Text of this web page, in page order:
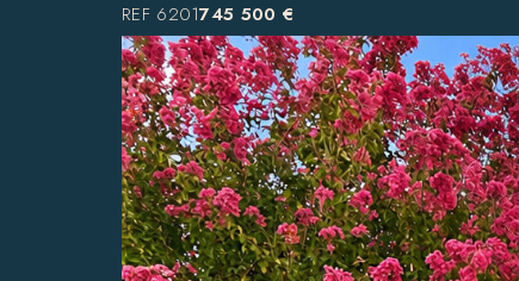
REF 6201745 500 €